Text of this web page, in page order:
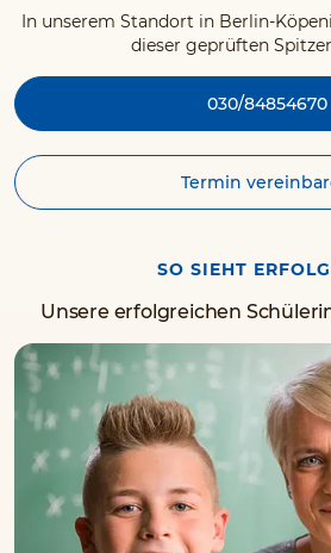
In unserem Standort in Berlin-
dieser geprüften
030/84854670
Termin
SO SIEHT
Unsere erfolgreichen